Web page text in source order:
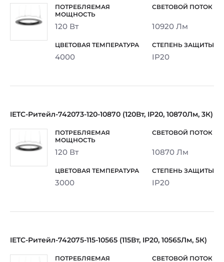
120 Вт 10920 Лм
4000 IP20
IETC-Ритейл-742073-120-10870 (120Вт, IP20, 10870Лм, 3К)
120 Вт 10870 Лм
3000 IP20
IETC-Ритейл-742075-115-10565 (115Вт, IP20, 10565Лм, 5К)